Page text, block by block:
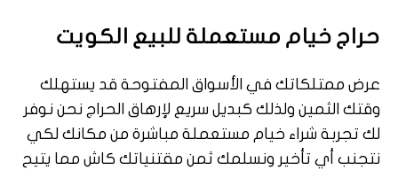
حراج خيام مستعملة للبيع الكويت
عرض ممتلكاتك في الأسواق المفتوحة قد يستهلك
وقتك الثمين ولذلك كبديل سريع لإرهاق الحراج نحن نوفر
لك تجربة شراء خيام مستعملة مباشرة من مكانك لكي
نتجنب أي تأخير ونسلمك ثمن مقتنياتك كاش مما يتيح